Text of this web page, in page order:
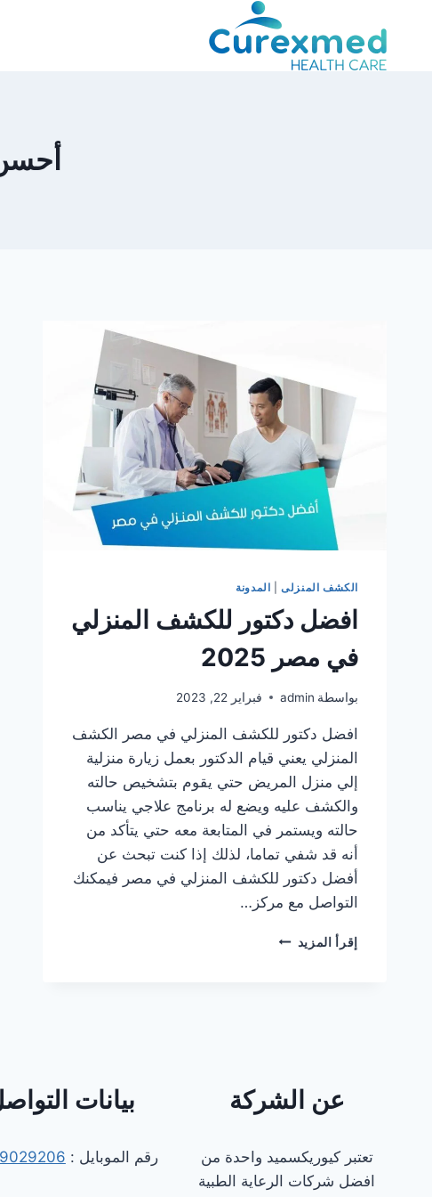
المحتوى
الكشف المنزلى| المدونة
افضل دكتور للكشف المنزلي
في مصر 2025
بواسطة admin فبراير 22, 2023
افضل دكتور للكشف المنزلي في مصر الكشف
المنزلي يعني قيام الدكتور بعمل زيارة منزلية
إلي منزل المريض حتي يقوم بتشخيص حالته
والكشف عليه ويضع له برنامج علاجي يناسب
حالته ويستمر في المتابعة معه حتي يتأكد من
أنه قد شفي تماما، لذلك إذا كنت تبحث عن
أفضل دكتور للكشف المنزلي في مصر فيمكنك
التواصل مع مركز…
إقرأ المزيد افضل
عن الشركة
تعتبر كيوريكسميد واحدة من
افضل شركات الرعاية الطبية
بيانات
رقم الموبايل :